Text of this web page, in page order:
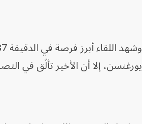
وشهد اللقاء أبرز فرصة في الدقيقة 37، عندما انفرد المهاجم سيدريك باكامبو بحارس
يورغنسن، إلا أن الأخير تألّق في